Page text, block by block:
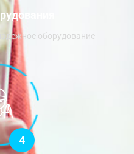
оборудование
4